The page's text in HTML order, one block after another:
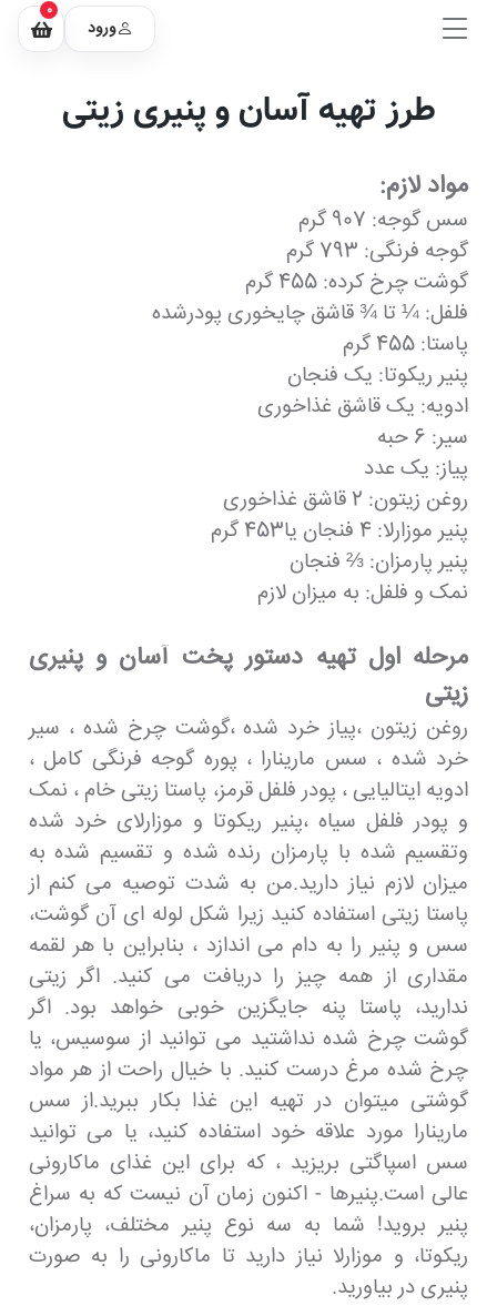
ورود
0
طرز تهیه آسان و پنیری زیتی
مواد لازم:
سس گوجه: 907 گرم
گوجه فرنگی: 793 گرم
گوشت چرخ کرده: 455 گرم
فلفل: ¼ تا ¾ قاشق چایخوری پودرشده
پاستا: 455 گرم
پنیر ریکوتا: یک فنجان
ادویه: یک قاشق غذاخوری
سیر: 6 حبه
پیاز: یک عدد
روغن زیتون: 2 قاشق غذاخوری
پنیر موزارلا: 4 فنجان یا453 گرم
پنیر پارمزان: ⅔ فنجان
نمک و فلفل: به میزان لازم
مرحله اول تهیه دستور پخت آسان و پنیری
زیتی
روغن زیتون ،پیاز خرد شده ،گوشت چرخ شده ، سیر
خرد شده ، سس مارینارا ، پوره گوجه فرنگی کامل ،
ادویه ایتالیایی ، پودر فلفل قرمز، پاستا زیتی خام ، نمک
و پودر فلفل سیاه ،پنیر ریکوتا و موزارلای خرد شده
وتقسیم شده با پارمزان رنده شده و تقسیم شده به
میزان لازم نیاز دارید.من به شدت توصیه می کنم از
پاستا زیتی استفاده کنید زیرا شکل لوله ای آن گوشت،
سس و پنیر را به دام می اندازد ، بنابراین با هر لقمه
مقداری از همه چیز را دریافت می کنید. اگر زیتی
ندارید، پاستا پنه جایگزین خوبی خواهد بود. اگر
گوشت چرخ شده نداشتید می توانید از سوسیس، یا
چرخ شده مرغ درست کنید. با خیال راحت از هر مواد
گوشتی میتوان در تهیه این غذا بکار ببرید.از سس
مارینارا مورد علاقه خود استفاده کنید، یا می توانید
سس اسپاگتی بریزید ، که برای این غذای ماکارونی
عالی است.پنیرها - اکنون زمان آن نیست که به سراغ
پنیر بروید! شما به سه نوع پنیر مختلف، پارمزان،
ریکوتا، و موزارلا نیاز دارید تا ماکارونی را به صورت
پنیری در بیاورید.